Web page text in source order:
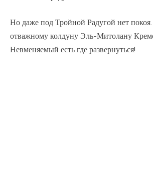
Но даже под Тройной Радугой нет
отважному колдуну Эль-Митолану
Невменяемый есть где развернуться!